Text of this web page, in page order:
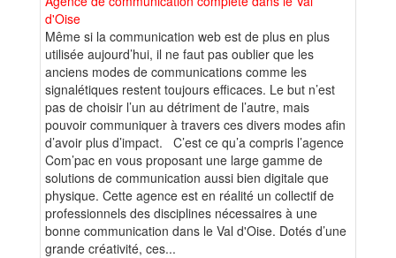
d'Oise
Même si la communication web est de plus en plus
utilisée aujourd’hui, il ne faut pas oublier que les
anciens modes de communications comme les
signalétiques restent toujours efficaces. Le but n’est
pas de choisir l’un au détriment de l’autre, mais
pouvoir communiquer à travers ces divers modes afin
d’avoir plus d’impact. C’est ce qu’a compris l’agence
Com’pac en vous proposant une large gamme de
solutions de communication aussi bien digitale que
physique. Cette agence est en réalité un collectif de
professionnels des disciplines nécessaires à une
bonne communication dans le Val d'Oise. Dotés d’une
grande créativité, ces...